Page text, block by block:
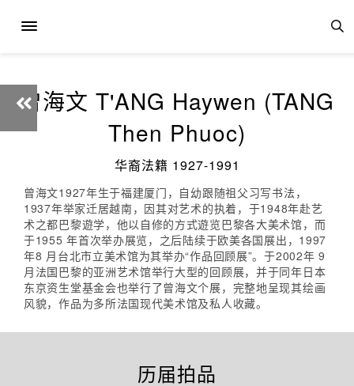
曾海文 T'ANG Haywen (TANG
Then Phuoc)
华裔法籍 1927-1991
曾海文1927年生于福建厦门，自幼跟随祖父习写书法，
1937年举家迁居越南，因其对艺术的执着，于1948年赴艺
术之都巴黎遊学，他以自修的方式遊览巴黎各大美术馆，而
于1955 年首次举办展览，之后陆续于欧美各国展出，1997
年8 月台北市立美术馆为其举办“作品回顾展”。于2002年 9
月法国巴黎的亚洲艺术馆举行大型的回顾展，并于同年日本
东京资生堂基金会也举行了曾海文个展，完整地呈现其绘画
风貌，作品为多所法国现代美术馆及私人收藏。
历届拍品